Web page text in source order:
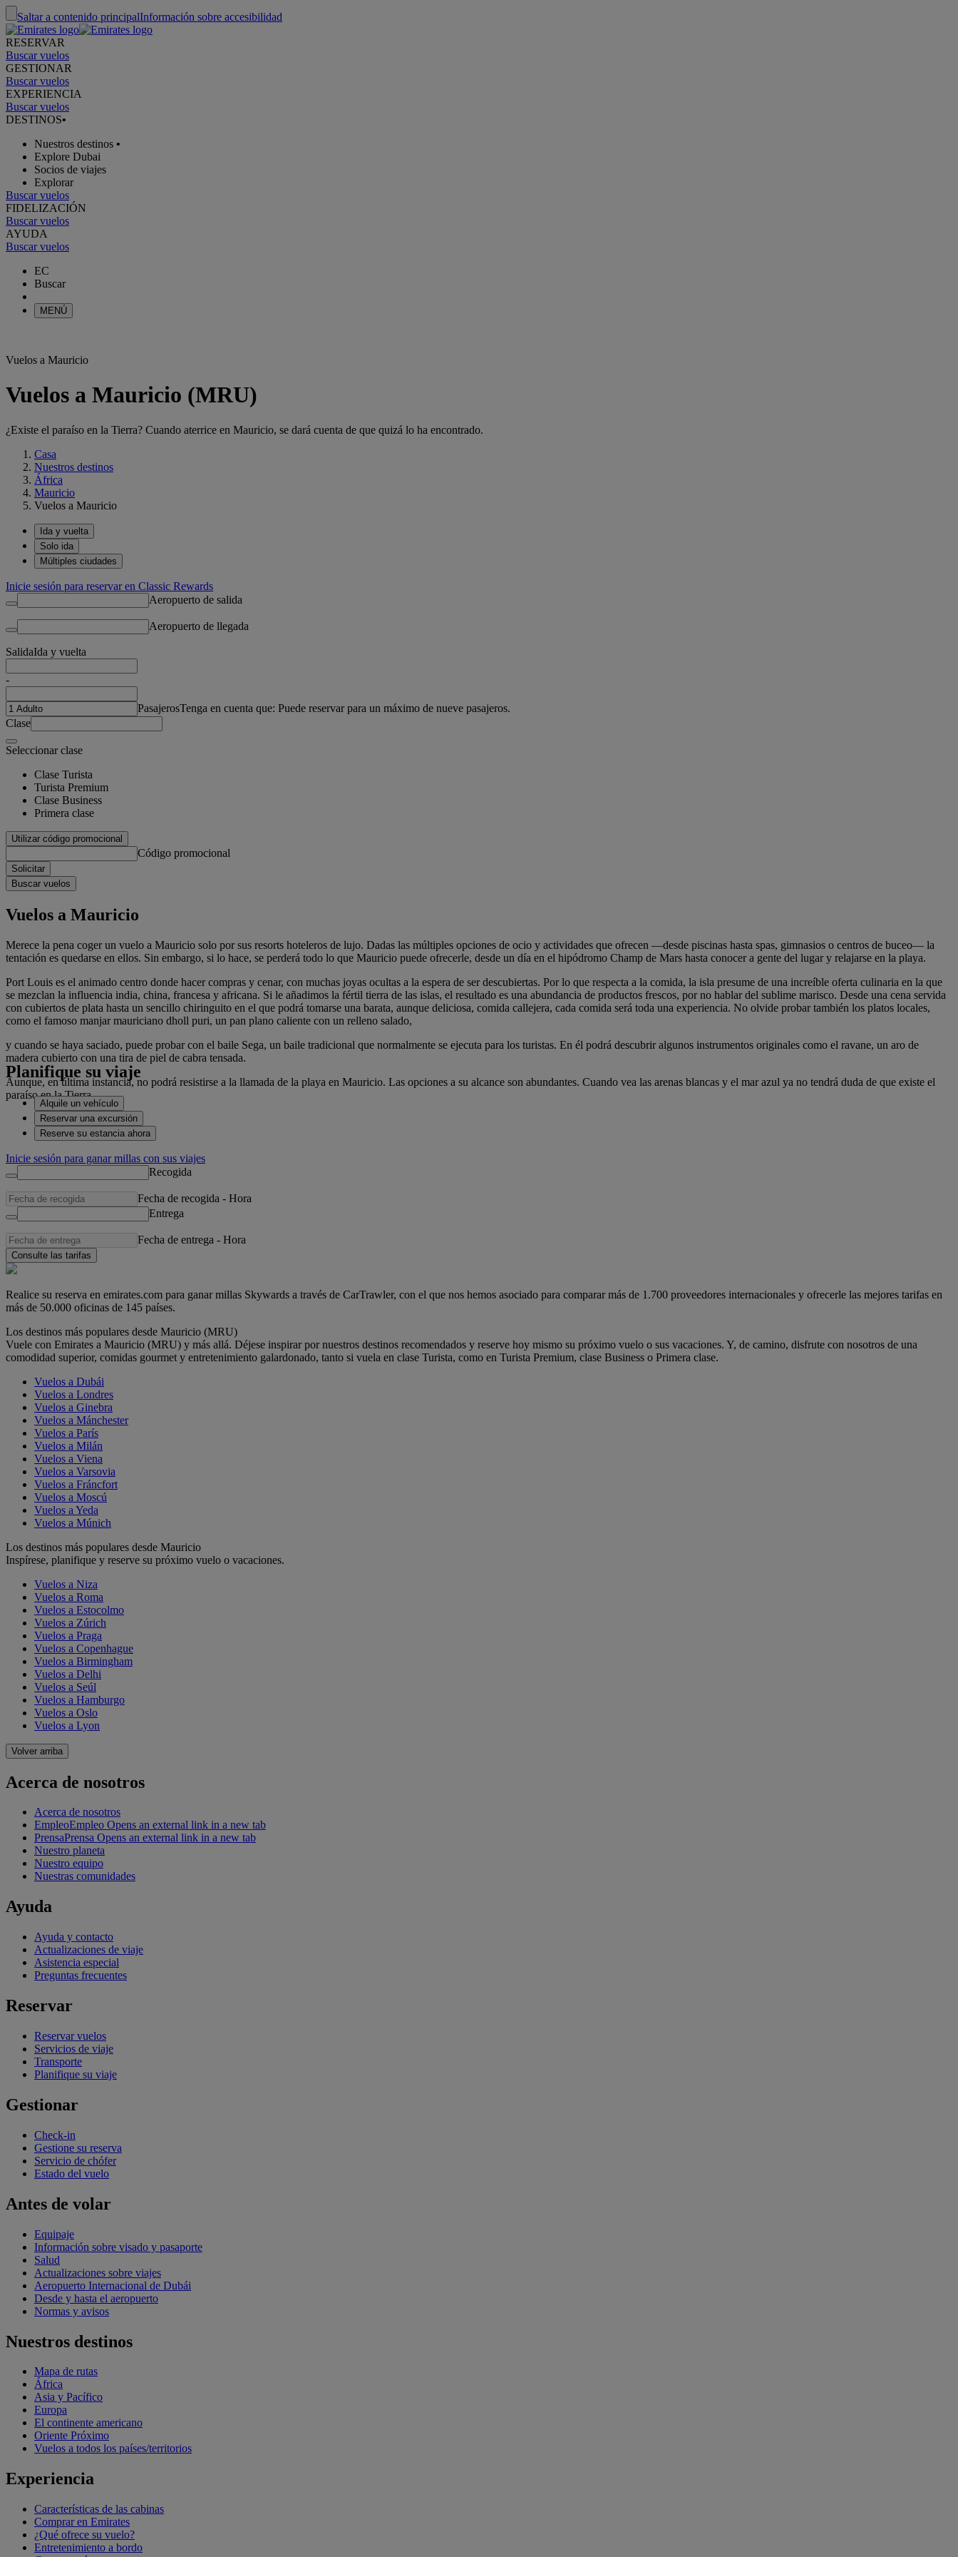
Saltar a contenido principalInformación sobre accesibilidad
RESERVAR
Buscar vuelos
GESTIONAR
Buscar vuelos
EXPERIENCIA
Buscar vuelos
DESTINOS•
Nuestros destinos •
Explore Dubai
Socios de viajes
Explorar
Buscar vuelos
FIDELIZACIÓN
Buscar vuelos
AYUDA
Buscar vuelos
EC
Buscar
MENÚ
Vuelos a Mauricio
Vuelos a Mauricio (MRU)
¿Existe el paraíso en la Tierra? Cuando aterrice en Mauricio, se dará cuenta de que quizá lo ha encontrado.
Casa
Nuestros destinos
África
Mauricio
Vuelos a Mauricio
Ida y vuelta
Solo ida
Múltiples ciudades
Inicie sesión para reservar en Classic Rewards
Aeropuerto de salida
Aeropuerto de llegada
SalidaIda y vuelta
-
PasajerosTenga en cuenta que: Puede reservar para un máximo de nueve pasajeros.
Clase
Seleccionar clase
Clase Turista
Turista Premium
Clase Business
Primera clase
Utilizar código promocional
Código promocional
Solicitar
Buscar vuelos
Vuelos a Mauricio
Merece la pena coger un vuelo a Mauricio solo por sus resorts hoteleros de lujo. Dadas las múltiples opciones de ocio y actividades que ofrecen —desde piscinas hasta spas, gimnasios o centros de buceo— la
tentación es quedarse en ellos. Sin embargo, si lo hace, se perderá todo lo que Mauricio puede ofrecerle, desde un día en el hipódromo Champ de Mars hasta conocer a gente del lugar y relajarse en la playa.
Port Louis es el animado centro donde hacer compras y cenar, con muchas joyas ocultas a la espera de ser descubiertas. Por lo que respecta a la comida, la isla presume de una increíble oferta culinaria en la que
se mezclan la influencia india, china, francesa y africana. Si le añadimos la fértil tierra de las islas, el resultado es una abundancia de productos frescos, por no hablar del sublime marisco. Desde una cena servida
con cubiertos de plata hasta un sencillo chiringuito en el que podrá tomarse una barata, aunque deliciosa, comida callejera, cada comida será toda una experiencia. No olvide probar también los platos locales,
como el famoso manjar mauriciano dholl puri, un pan plano caliente con un relleno salado,
y cuando se haya saciado, puede probar con el baile Sega, un baile tradicional que normalmente se ejecuta para los turistas. En él podrá descubrir algunos instrumentos originales como el ravane, un aro de
madera cubierto con una tira de piel de cabra tensada.
Aunque, en última instancia, no podrá resistirse a la llamada de la playa en Mauricio. Las opciones a su alcance son abundantes. Cuando vea las arenas blancas y el mar azul ya no tendrá duda de que existe el
paraíso en la Tierra.
Planifique su viaje
Alquile un vehículo
Reservar una excursión
Reserve su estancia ahora
Inicie sesión para ganar millas con sus viajes
Recogida
Fecha de recogida - Hora
Entrega
Fecha de entrega - Hora
Consulte las tarifas
Realice su reserva en emirates.com para ganar millas Skywards a través de CarTrawler, con el que nos hemos asociado para comparar más de 1.700 proveedores internacionales y ofrecerle las mejores tarifas en
más de 50.000 oficinas de 145 países.
Los destinos más populares desde Mauricio (MRU)
Vuele con Emirates a Mauricio (MRU) y más allá. Déjese inspirar por nuestros destinos recomendados y reserve hoy mismo su próximo vuelo o sus vacaciones. Y, de camino, disfrute con nosotros de una
comodidad superior, comidas gourmet y entretenimiento galardonado, tanto si vuela en clase Turista, como en Turista Premium, clase Business o Primera clase.
Vuelos a Dubái
Vuelos a Londres
Vuelos a Ginebra
Vuelos a Mánchester
Vuelos a París
Vuelos a Milán
Vuelos a Viena
Vuelos a Varsovia
Vuelos a Fráncfort
Vuelos a Moscú
Vuelos a Yeda
Vuelos a Múnich
Los destinos más populares desde Mauricio
Inspírese, planifique y reserve su próximo vuelo o vacaciones.
Vuelos a Niza
Vuelos a Roma
Vuelos a Estocolmo
Vuelos a Zúrich
Vuelos a Praga
Vuelos a Copenhague
Vuelos a Birmingham
Vuelos a Delhi
Vuelos a Seúl
Vuelos a Hamburgo
Vuelos a Oslo
Vuelos a Lyon
Volver arriba
Acerca de nosotros
Acerca de nosotros
EmpleoEmpleo Opens an external link in a new tab
PrensaPrensa Opens an external link in a new tab
Nuestro planeta
Nuestro equipo
Nuestras comunidades
Ayuda
Ayuda y contacto
Actualizaciones de viaje
Asistencia especial
Preguntas frecuentes
Reservar
Reservar vuelos
Servicios de viaje
Transporte
Planifique su viaje
Gestionar
Check-in
Gestione su reserva
Servicio de chófer
Estado del vuelo
Antes de volar
Equipaje
Información sobre visado y pasaporte
Salud
Actualizaciones sobre viajes
Aeropuerto Internacional de Dubái
Desde y hasta el aeropuerto
Normas y avisos
Nuestros destinos
Mapa de rutas
África
Asia y Pacífico
Europa
El continente americano
Oriente Próximo
Vuelos a todos los países/territorios
Experiencia
Características de las cabinas
Comprar en Emirates
¿Qué ofrece su vuelo?
Entretenimiento a bordo